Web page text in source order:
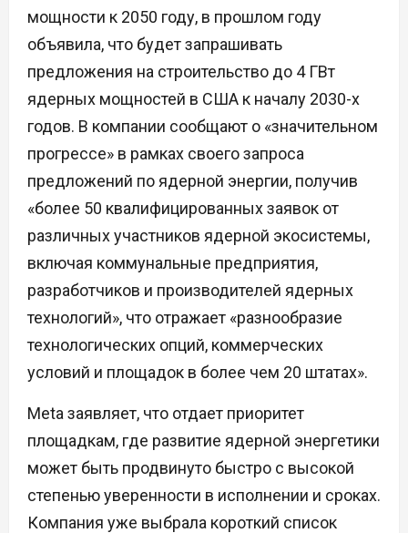
мощности к 2050 году, в прошлом году
объявила, что будет запрашивать
предложения на строительство до 4 ГВт
ядерных мощностей в США к началу 2030-х
годов. В компании сообщают о «значительном
прогрессе» в рамках своего запроса
предложений по ядерной энергии, получив
«более 50 квалифицированных заявок от
различных участников ядерной экосистемы,
включая коммунальные предприятия,
разработчиков и производителей ядерных
технологий», что отражает «разнообразие
технологических опций, коммерческих
условий и площадок в более чем 20 штатах».
Meta заявляет, что отдает приоритет
площадкам, где развитие ядерной энергетики
может быть продвинуто быстро с высокой
степенью уверенности в исполнении и сроках.
Компания уже выбрала короткий список